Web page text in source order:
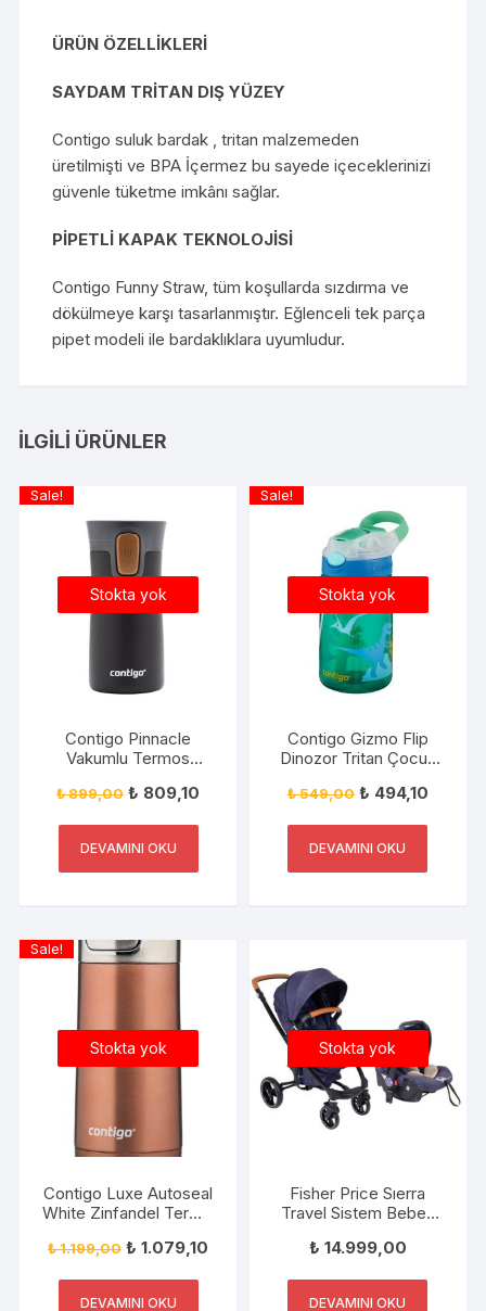
ÜRÜN ÖZELLİKLERİ
SAYDAM TRİTAN DIŞ YÜZEY
Contigo suluk bardak , tritan malzemeden
üretilmişti ve BPA İçermez bu sayede içeceklerinizi
güvenle tüketme imkânı sağlar.
PİPETLİ KAPAK TEKNOLOJİSİ
Contigo Funny Straw, tüm koşullarda sızdırma ve
dökülmeye karşı tasarlanmıştır. Eğlenceli tek parça
pipet modeli ile bardaklıklara uyumludur.
İLGILI ÜRÜNLER
Stokta yok
Sale!
Contigo Pinnacle
Vakumlu Termos
300ml
₺899,00 ₺ 809,10
DEVAMINI OKU
Stokta yok
Sale!
Contigo Gizmo Flip
Dinozor Tritan Çocuk
₺549,00 ₺ 494,10
DEVAMINI OKU
Stokta yok
Sale!
Contigo Luxe Autoseal
White Zinfandel Termal
₺1.199,00 ₺ 1.079,10
DEVAMINI OKU
Stokta yok
Fisher Price Sıerra
Travel Sistem Bebek
BST020 V-3 LACİVERT
₺ 14.999,00
DEVAMINI OKU